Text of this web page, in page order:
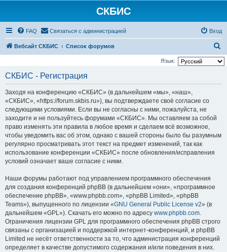
СКБИС
FAQ Связаться с администрацией Вход
Вебсайт СКБИС Список форумов
о
Язык:
СКБИС - Регистрация
Заходя на конференцию «СКБИС» (в дальнейшем «мы», «наш»,
«СКБИС», «https://forum.skbis.ru»), вы подтверждаете своё согласие со
следующими условиями. Если вы не согласны с ними, пожалуйста, не
заходите и не пользуйтесь форумами «СКБИС». Мы оставляем за собой
право изменять эти правила в любое время и сделаем всё возможное,
чтобы уведомить вас об этом, однако с вашей стороны было бы разумным
регулярно просматривать этот текст на предмет изменений, так как
использование конференции «СКБИС» после обновления/исправления
условий означает ваше согласие с ними.
Наши форумы работают под управлением программного обеспечения
для создания конференций phpBB (в дальнейшем «они», «программное
обеспечение phpBB», «www.phpbb.com», «phpBB Limited», «phpBB
Teams»), выпущенного по лицензии «GNU General Public License v2» (в
дальнейшем «GPL»). Скачать его можно по адресу www.phpbb.com.
Ограничения лицензии GPL для программного обеспечения phpBB строго
связаны с организацией и поддержкой интернет-конференций, и phpBB
Limited не несёт ответственности за то, что администрация конференций
определяет в качестве допустимого содержания и/или поведения в них.